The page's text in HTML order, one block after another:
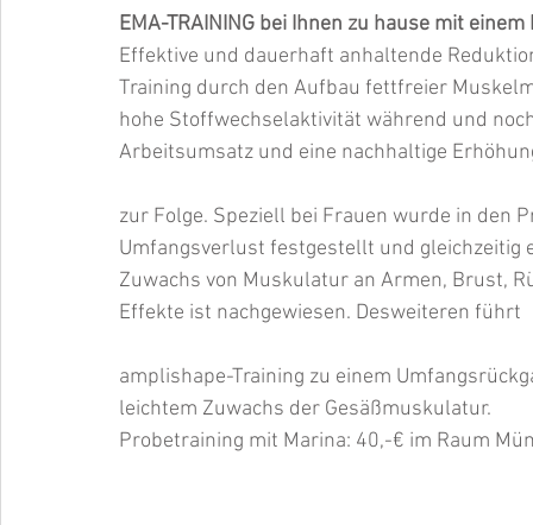
EMA-TRAINING bei Ihnen zu hause mit
Effektive und dauerhaft anhaltende
Training durch den Aufbau fettfreier
hohe Stoffwechselaktivität während und
Arbeitsumsatz und eine nachhaltige
zur Folge. Speziell bei Frauen wurde in den
Umfangsverlust festgestellt und
Zuwachs von Muskulatur an Armen, Brust,
Effekte ist nachgewiesen. Desweiteren führt
amplishape-Training zu einem
leichtem Zuwachs der Gesäßmuskulatur.
Probetraining mit Marina: 40,-€ im Raum